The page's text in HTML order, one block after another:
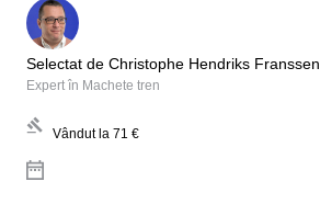
Selectat de Christophe Hendriks Franssen
Expert în Machete tren
Vândut la 71 €